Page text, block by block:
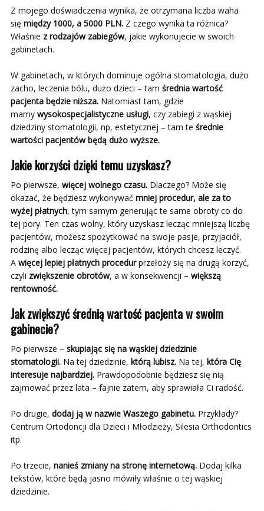
Z mojego doświadczenia wynika, że otrzymana liczba waha
się między 1000, a 5000 PLN. Z czego wynika ta różnica?
Właśnie z rodzajów zabiegów, jakie wykonujecie w swoich
gabinetach.
W gabinetach, w których dominuje ogólna stomatologia, dużo
zacho, leczenia bólu, dużo dzieci – tam średnia wartość
pacjenta będzie niższa. Natomiast tam, gdzie
mamy wysokospecjalistyczne usługi, czy zabiegi z wąskiej
dziedziny stomatologii, np, estetycznej – tam te średnie
wartości pacjentów będą dużo wyższe.
Jakie korzyści dzięki temu uzyskasz?
Po pierwsze, więcej wolnego czasu. Dlaczego? Może się
okazać, że będziesz wykonywać mniej procedur, ale za to
wyżej płatnych, tym samym generując te same obroty co do
tej pory. Ten czas wolny, który uzyskasz lecząc mniejszą liczbę
pacjentów, możesz spożytkować na swoje pasje, przyjaciół,
rodzinę albo lecząc więcej pacjentów, których chcesz leczyć.
A więcej lepiej płatnych procedurprzełoży się na drugą korzyć,
czyli zwiększenie obrotów, a w konsekwencji – większą
rentowność.
Jak zwiększyć średnią wartość pacjenta w swoim
gabinecie?
Po pierwsze – skupiając się na wąskiej dziedzinie
stomatologii. Na tej dziedzinie, którą lubisz. Na tej, która Cię
interesuje najbardziej. Prawdopodobnie będziesz się nią
zajmować przez lata – fajnie zatem, aby sprawiała Ci radość.
Po drugie, dodaj ją w nazwie Waszego gabinetu. Przykłady?
Centrum Ortodoncji dla Dzieci i Młodzieży, Silesia Orthodontics
itp.
Po trzecie, nanieś zmiany na stronę internetową. Dodaj kilka
tekstów, które będą jasno mówiły właśnie o tej wąskiej
dziedzinie.